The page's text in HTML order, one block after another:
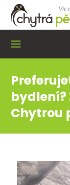
bydlení?
Chytrou